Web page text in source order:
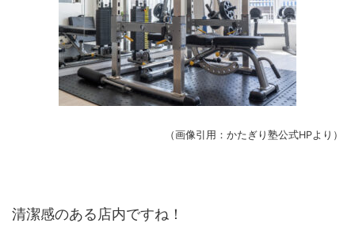
（画像引用：かたぎり塾公式HPより）
清潔感のある店内ですね！